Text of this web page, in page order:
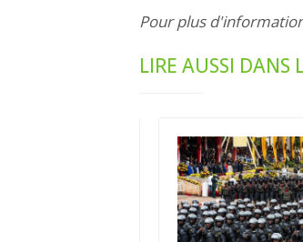
Pour plus
LIRE AUSSI DANS